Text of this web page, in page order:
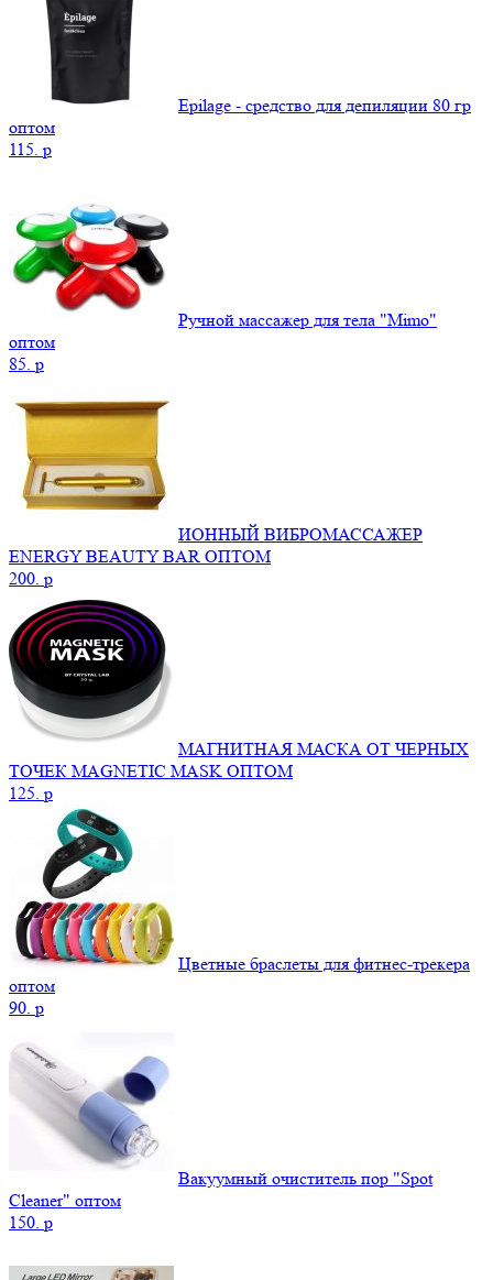
Epilage - средство для депиляции 80 гр
оптом
115. p
Ручной массажер для тела "Mimo"
оптом
85. p
ИОННЫЙ ВИБРОМАССАЖЕР
ENERGY BEAUTY BAR ОПТОМ
200. p
МАГНИТНАЯ МАСКА ОТ ЧЕРНЫХ
ТОЧЕК MAGNETIC MASK ОПТОМ
125. p
Цветные браслеты для фитнес-трекера
оптом
90. p
Вакуумный очиститель пор "Spot
Cleaner" оптом
150. p